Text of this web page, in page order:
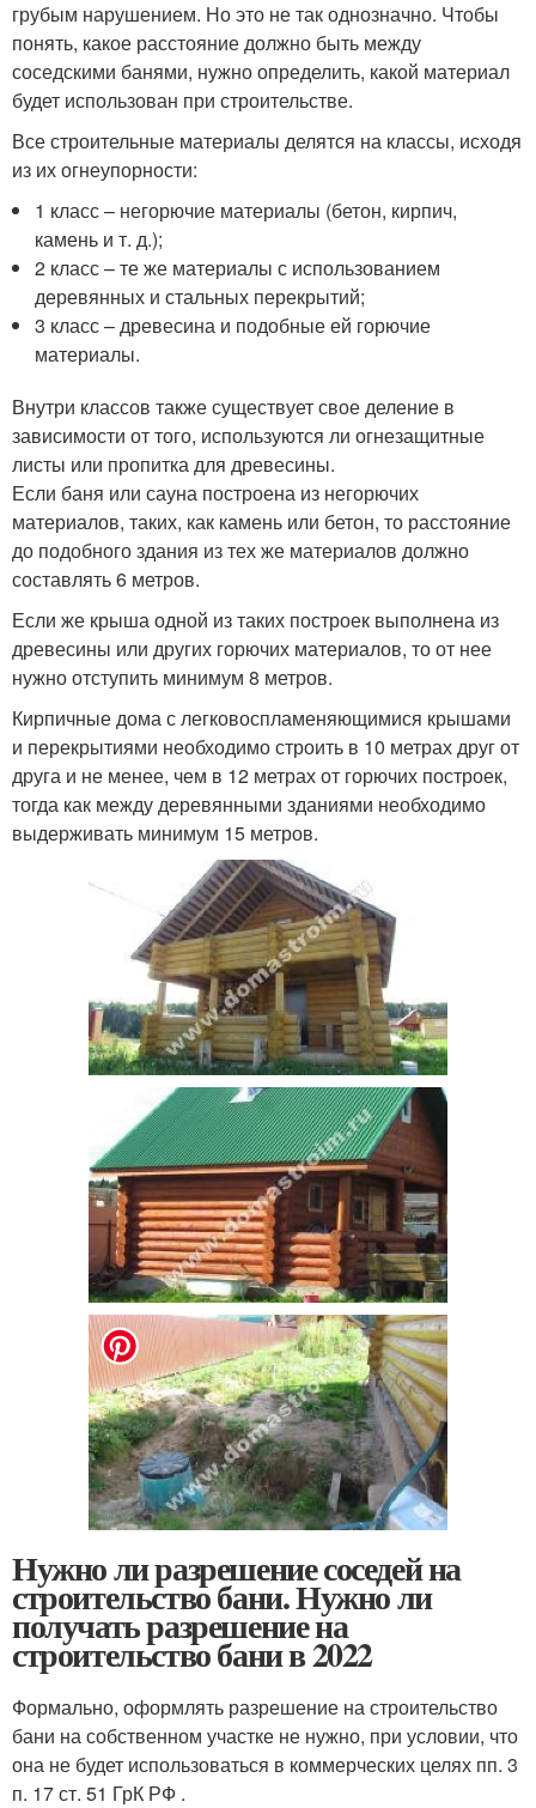
грубым нарушением. Но это не так однозначно. Чтобы
понять, какое расстояние должно быть между
соседскими банями, нужно определить, какой материал
будет использован при строительстве.
Все строительные материалы делятся на классы, исходя
из их огнеупорности:
1 класс – негорючие материалы (бетон, кирпич,
камень и т. д.);
2 класс – те же материалы с использованием
деревянных и стальных перекрытий;
3 класс – древесина и подобные ей горючие
материалы.
Внутри классов также существует свое деление в
зависимости от того, используются ли огнезащитные
листы или пропитка для древесины.
Если баня или сауна построена из негорючих
материалов, таких, как камень или бетон, то расстояние
до подобного здания из тех же материалов должно
составлять 6 метров.
Если же крыша одной из таких построек выполнена из
древесины или других горючих материалов, то от нее
нужно отступить минимум 8 метров.
Кирпичные дома с легковоспламеняющимися крышами
и перекрытиями необходимо строить в 10 метрах друг от
друга и не менее, чем в 12 метрах от горючих построек,
тогда как между деревянными зданиями необходимо
выдерживать минимум 15 метров.
Нужно ли разрешение соседей на
строительство бани. Нужно ли
получать разрешение на
строительство бани в 2022
Формально, оформлять разрешение на строительство
бани на собственном участке не нужно, при условии, что
она не будет использоваться в коммерческих целях пп. 3
п. 17 ст. 51 ГрК РФ .